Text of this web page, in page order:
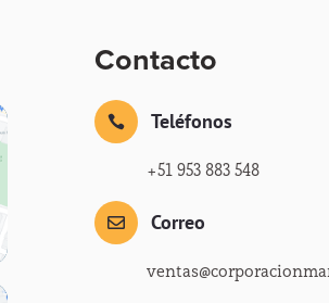
Contacto
 Teléfonos
+51 953 883 548
 Correo